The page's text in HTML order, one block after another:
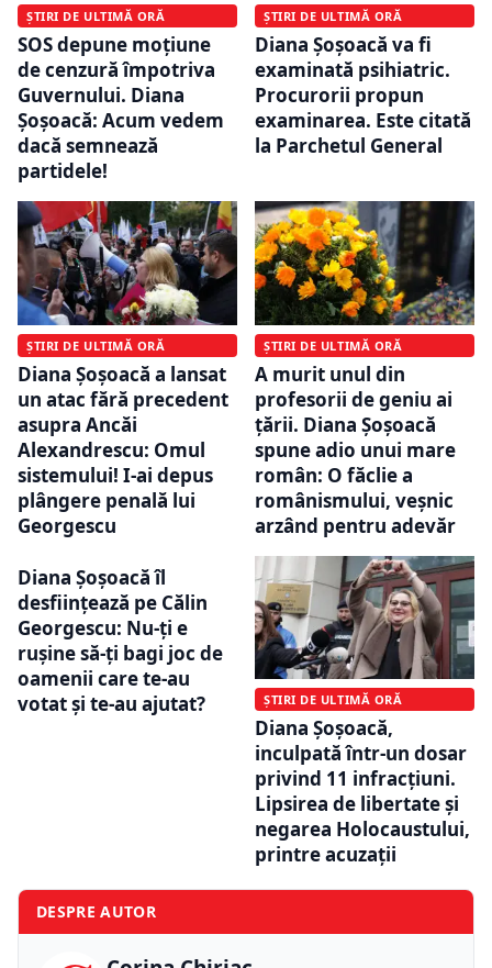
ȘTIRI DE ULTIMĂ ORĂ
SOS depune moțiune
de cenzură împotriva
Guvernului. Diana
Șoșoacă: Acum vedem
dacă semnează
partidele!
ȘTIRI DE ULTIMĂ ORĂ
Diana Șoșoacă va fi
examinată psihiatric.
Procurorii propun
examinarea. Este citată
la Parchetul General
ȘTIRI DE ULTIMĂ ORĂ
Diana Șoșoacă a lansat
un atac fără precedent
asupra Ancăi
Alexandrescu: Omul
sistemului! I-ai depus
plângere penală lui
Georgescu
ȘTIRI DE ULTIMĂ ORĂ
A murit unul din
profesorii de geniu ai
țării. Diana Șoșoacă
spune adio unui mare
român: O făclie a
românismului, veșnic
arzând pentru adevăr
Diana Șoșoacă îl
desființează pe Călin
Georgescu: Nu-ți e
rușine să-ți bagi joc de
oamenii care te-au
votat și te-au ajutat?
ȘTIRI DE ULTIMĂ ORĂ
Diana Șoșoacă,
inculpată într-un dosar
privind 11 infracțiuni.
Lipsirea de libertate și
negarea Holocaustului,
printre acuzații
DESPRE AUTOR